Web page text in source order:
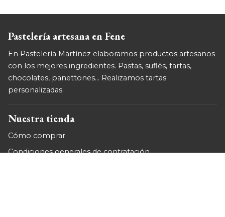
Pastelería artesana en Fene
En Pastelería Martínez elaboramos productos artesanos
con los mejores ingredientes. Pastas, suflés, tartas,
chocolates, panettones... Realizamos tartas
personalizadas.
Nuestra tienda
Cómo comprar
Condiciones generales de contratación